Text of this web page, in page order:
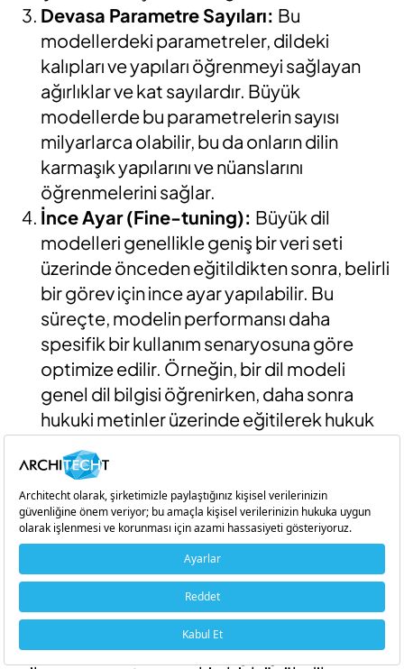
Devasa Parametre Sayıları: Bu
modellerdeki parametreler, dildeki
kalıpları ve yapıları öğrenmeyi sağlayan
ağırlıklar ve kat sayılardır. Büyük
modellerde bu parametrelerin sayısı
milyarlarca olabilir, bu da onların dilin
karmaşık yapılarını ve nüanslarını
öğrenmelerini sağlar.
İnce Ayar (Fine-tuning): Büyük dil
modelleri genellikle geniş bir veri seti
üzerinde önceden eğitildikten sonra, belirli
bir görev için ince ayar yapılabilir. Bu
süreçte, modelin performansı daha
spesifik bir kullanım senaryosuna göre
optimize edilir. Örneğin, bir dil modeli
genel dil bilgisi öğrenirken, daha sonra
hukuki metinler üzerinde eğitilerek hukuk
Çok Yönlülük:
dil görevlerini gerçekleştirebilirler. Metin
oluşturma, metin tamamlama, metin
çevirisi, özetleme ve soru yanıtlama gibi
görevleri yapabilir.
Büyük Dil Modellerin Yaygın Örnekleri
GPT-3:OpenAI tarafından geliştirilen, 175